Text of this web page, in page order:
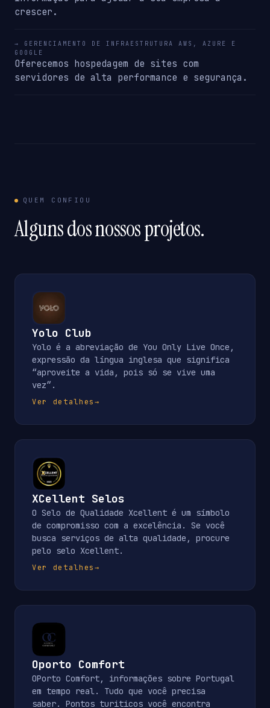
crescer.
→ GERENCIAMENTO DE INFRAESTRUTURA AWS, AZURE E
GOOGLE
Oferecemos hospedagem de sites com
servidores de alta performance e segurança.
QUEM CONFIOU
Alguns dos nossos projetos.
Yolo Club
Yolo é a abreviação de You Only Live Once,
expressão da língua inglesa que significa
“aproveite a vida, pois só se vive uma
vez”.
Ver detalhes→
XCellent Selos
O Selo de Qualidade Xcellent é um símbolo
de compromisso com a excelência. Se você
busca serviços de alta qualidade, procure
pelo selo Xcellent.
Ver detalhes→
Oporto Comfort
OPorto Comfort, informações sobre Portugal
em tempo real. Tudo que você precisa
saber. Pontos turiticos você encontra